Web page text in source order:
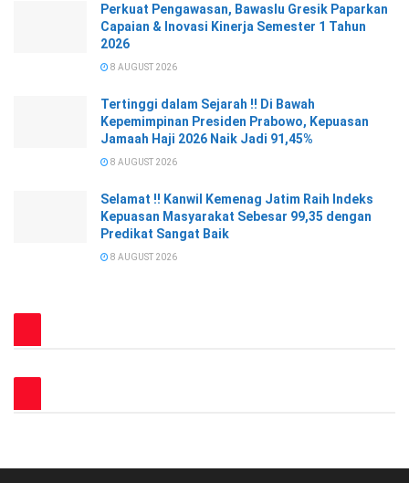
Perkuat Pengawasan, Bawaslu Gresik Paparkan
Capaian & Inovasi Kinerja Semester 1 Tahun
2026
8 AUGUST 2026
Tertinggi dalam Sejarah !! Di Bawah
Kepemimpinan Presiden Prabowo, Kepuasan
Jamaah Haji 2026 Naik Jadi 91,45%
8 AUGUST 2026
Selamat !! Kanwil Kemenag Jatim Raih Indeks
Kepuasan Masyarakat Sebesar 99,35 dengan
Predikat Sangat Baik
8 AUGUST 2026